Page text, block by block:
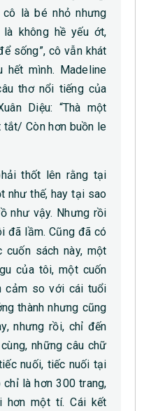
là bé nhỏ nhưng
không hề yếu ớt,
sống”, cô vẫn khát
hết mình. Madeline
thơ nổi tiếng của
Diệu: “Thà một
tắt/ Còn hơn buồn le
thốt lên rằng tại
như thế, hay tại sao
như vậy. Nhưng rồi
đã lầm. Cũng đã có
sách này, một
của tôi, một cuốn
cảm so với cái tuổi
thành nhưng cũng
nhưng rồi, chỉ đến
những câu chữ
nuối, tiếc nuối tại
là hơn 300 trang,
hơn một tí. Cái kết